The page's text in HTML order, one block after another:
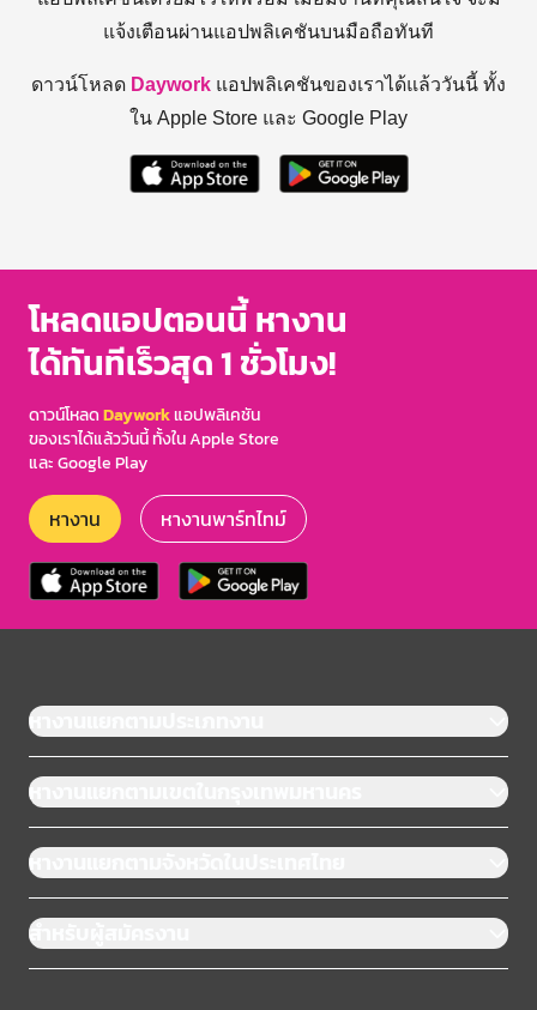
แจ้งเตือนผ่านแอปพลิเคชันบนมือถือทันที
ดาวน์โหลด Daywork แอปพลิเคชันของเราได้แล้ววันนี้ ทั้ง
ใน Apple Store และ Google Play
โหลดแอปตอนนี้ หางาน
ได้ทันทีเร็วสุด 1 ชั่วโมง!
ดาวน์โหลดDayworkแอปพลิเคชัน
ของเราได้แล้ววันนี้ ทั้งใน Apple Store
และ Google Play
หางาน หางานพาร์ทไทม์
หางานแยกตามประเภทงาน
หางานแยกตามเขตในกรุงเทพมหานคร
หางานแยกตามจังหวัดในประเทศไทย
สำหรับผู้สมัครงาน